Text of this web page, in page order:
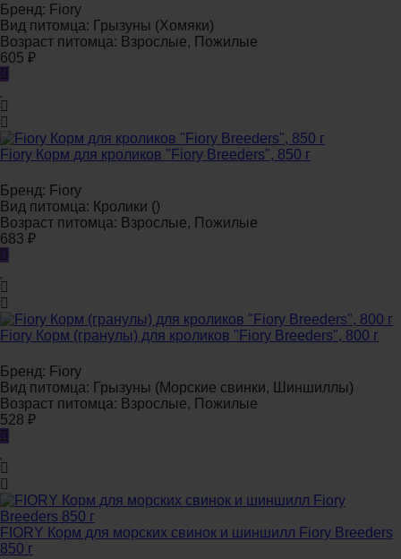
Бренд: Fiory
Вид питомца: Грызуны (Хомяки)
Возраст питомца: Взрослые, Пожилые
605 ₽
Fiory Корм для кроликов "Fiory Breeders", 850 г
Бренд: Fiory
Вид питомца: Кролики ()
Возраст питомца: Взрослые, Пожилые
683 ₽
Fiory Корм (гранулы) для кроликов "Fiory Breeders", 800 г
Бренд: Fiory
Вид питомца: Грызуны (Морские свинки, Шиншиллы)
Возраст питомца: Взрослые, Пожилые
528 ₽
FIORY Корм для морских свинок и шиншилл Fiory Breeders
850 г